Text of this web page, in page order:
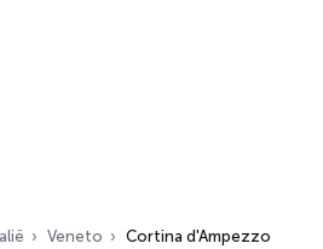
Veneto Cortina d'Ampezzo